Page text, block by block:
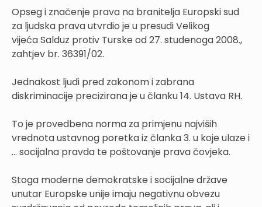
Opseg i značenje prava na branitelja Europski sud
za ljudska prava utvrdio je u presudi Velikog
vijeća Salduz protiv Turske od 27. studenoga 2008.,
zahtjev br. 36391/02.
Jednakost ljudi pred zakonom i zabrana
diskriminacije precizirana je u članku 14. Ustava RH.
To je provedbena norma za primjenu najviših
vrednota ustavnog poretka iz članka 3. u koje ulaze i
… socijalna pravda te poštovanje prava čovjeka.
Stoga moderne demokratske i socijalne države
unutar Europske unije imaju negativnu obvezu